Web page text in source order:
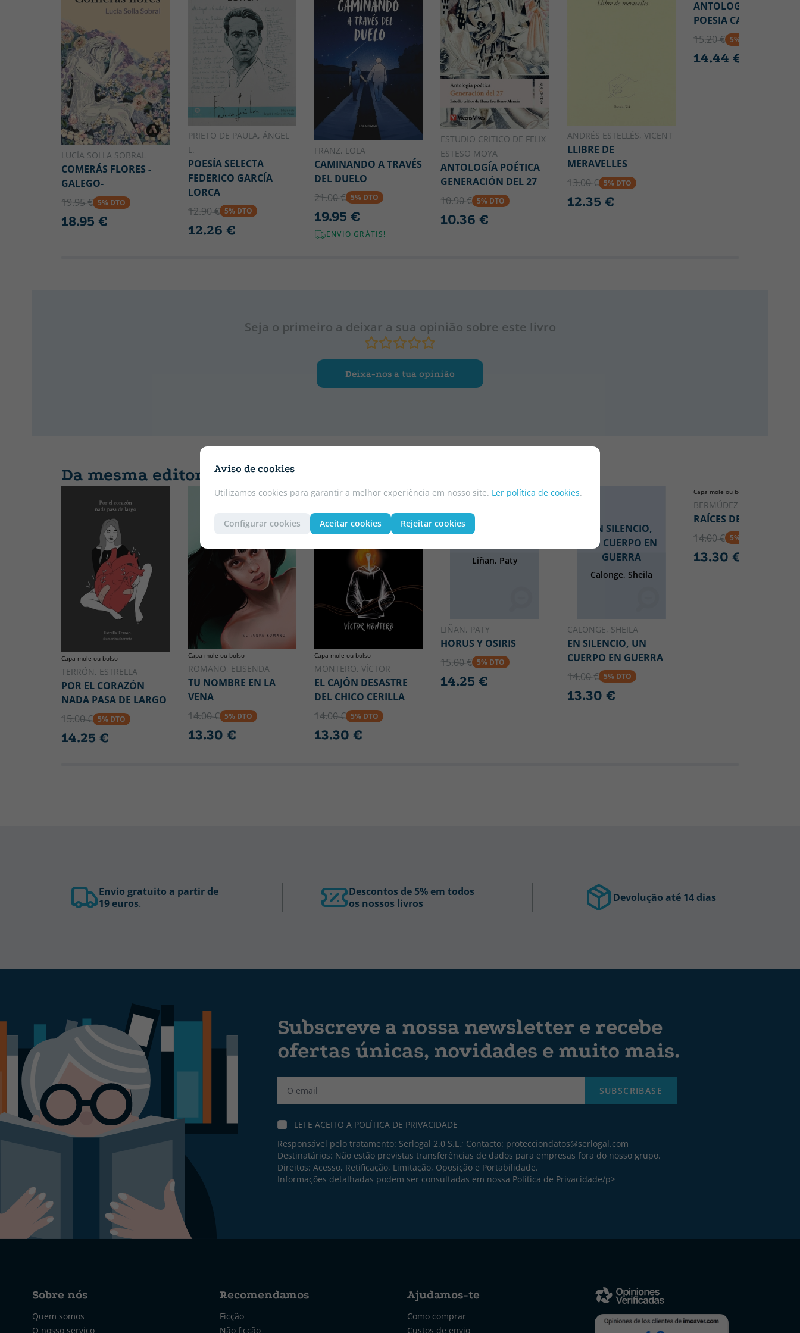
Aviso de cookies
Utilizamos cookies para garantir a melhor experiência em nosso site. Ler política de cookies.
Configurar cookies Aceitar cookies Rejeitar cookies
LUCÍA SOLLA SOBRAL
COMERÁS FLORES -
GALEGO-
19.95 € 5% DTO
18.95 €
PRIETO DE PAULA, ÁNGEL
L.
POESÍA SELECTA
FEDERICO GARCÍA
LORCA
12.90 € 5% DTO
12.26 €
FRANZ, LOLA
CAMINANDO A TRAVÉS
DEL DUELO
21.00 € 5% DTO
19.95 €
ENVIO GRÁTIS!
ESTUDIO CRITICO DE FELIX
ESTESO MOYA
ANTOLOGÍA POÉTICA
GENERACIÓN DEL 27
10.90 € 5% DTO
10.36 €
ANDRÉS ESTELLÉS, VICENT
LLIBRE DE
MERAVELLES
13.00 € 5% DTO
12.35 €
ANTOLOGÍA DE LA
POESIA CATALANA
15.20 € 5% DTO
14.44 €
Seja o primeiro a deixar a sua opinião sobre este livro
Deixa-nos a tua opinião
Da mesma editora
Capa mole ou bolso
TERRÓN, ESTRELLA
POR EL CORAZÓN
NADA PASA DE LARGO
15.00 € 5% DTO
14.25 €
Capa mole ou bolso
ROMANO, ELISENDA
TU NOMBRE EN LA
VENA
14.00 € 5% DTO
13.30 €
Capa mole ou bolso
MONTERO, VÍCTOR
EL CAJÓN DESASTRE
DEL CHICO CERILLA
14.00 € 5% DTO
13.30 €
HORUS Y
Liñan, Paty
LIÑAN, PATY
HORUS Y OSIRIS
15.00 € 5% DTO
14.25 €
EN SILENCIO,
UN CUERPO EN
GUERRA
Calonge, Sheila
CALONGE, SHEILA
EN SILENCIO, UN
CUERPO EN GUERRA
14.00 € 5% DTO
13.30 €
Capa mole ou bolso
BERMÚDEZ VELA, ANA
RAÍCES DE VIDA
14.00 € 5% DTO
13.30 €
Envio gratuito a partir de
19 euros.
Descontos de 5% em todos
os nossos livros
Devolução até 14 dias
Subscreve a nossa newsletter e recebe
ofertas únicas, novidades e muito mais.
SUBSCRIBASE
LEI E ACEITO A POLÍTICA DE PRIVACIDADE
Responsável pelo tratamento: Serlogal 2.0 S.L.; Contacto: protecciondatos@serlogal.com
Destinatários: Não estão previstas transferências de dados para empresas fora do nosso grupo.
Direitos: Acesso, Retificação, Limitação, Oposição e Portabilidade.
Informações detalhadas podem ser consultadas em nossa Política de Privacidade/p>
Sobre nós
Quem somos
O nosso serviço
Recomendamos
Ficção
Não ficção
Ajudamos-te
Como comprar
Custos de envio